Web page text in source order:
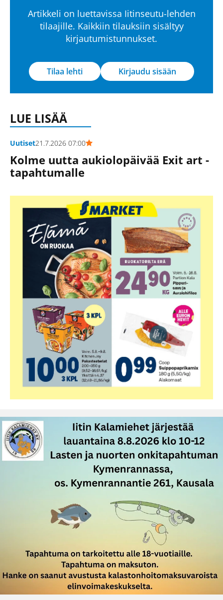
Artikkeli on luettavissa Iitinseutu-lehden
tilaajille. Kaikkiin tilauksiin sisältyy
kirjautumistunnukset.
Tilaa lehti Kirjaudu sisään
LUE LISÄÄ
Uutiset21.7.2026 07:00
Kolme uutta aukiolopäivää Exit art -
tapahtumalle